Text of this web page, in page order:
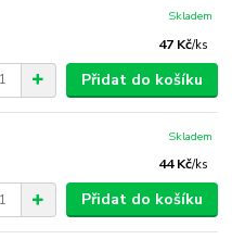
47 Kč/ks
Skladem
Přidat do košíku
44 Kč/ks
Skladem
Přidat do košíku